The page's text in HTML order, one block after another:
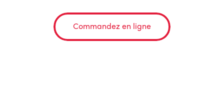
Commandez en ligne